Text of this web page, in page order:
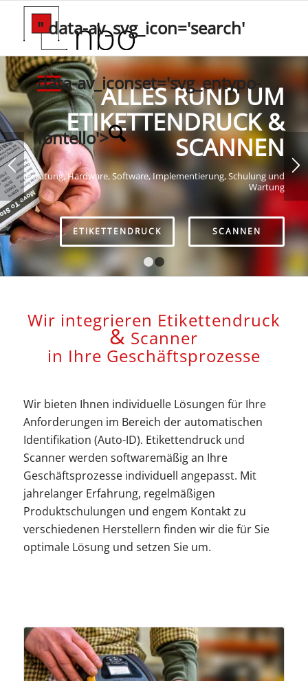
" data-av_svg_icon='search'
data-av_iconset='svg_entypo-
fontello'>
ALLES RUND UM
ETIKETTENDRUCK &
SCANNEN
Beratung, Hardware, Software, Implementierung, Schulung und
Wartung
ETIKETTENDRUCK SCANNEN
Wir integrieren Etikettendruck
& Scanner
in Ihre Geschäftsprozesse
Wir bieten Ihnen individuelle Lösungen für Ihre
Anforderungen im Bereich der automatischen
Identifikation (Auto-ID). Etikettendruck und
Scanner werden softwaremäßig an Ihre
Geschäftsprozesse individuell angepasst. Mit
jahrelanger Erfahrung, regelmäßigen
Produktschulungen und engem Kontakt zu
verschiedenen Herstellern finden wir die für Sie
optimale Lösung und setzen Sie um.